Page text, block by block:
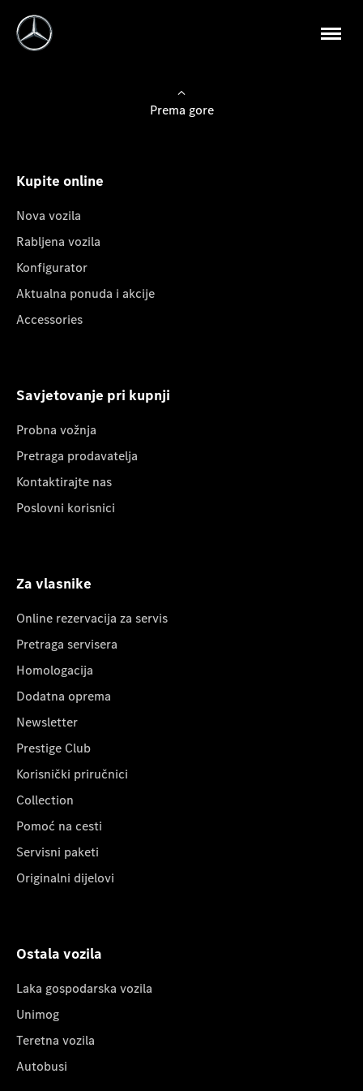
Prema gore
Kupite online
Nova vozila
Rabljena vozila
Konfigurator
Aktualna ponuda i akcije
Accessories
Savjetovanje pri kupnji
Probna vožnja
Pretraga prodavatelja
Kontaktirajte nas
Poslovni korisnici
Za vlasnike
Online rezervacija za servis
Pretraga servisera
Homologacija
Dodatna oprema
Newsletter
Prestige Club
Korisnički priručnici
Collection
Pomoć na cesti
Servisni paketi
Originalni dijelovi
Ostala vozila
Laka gospodarska vozila
Unimog
Teretna vozila
Autobusi